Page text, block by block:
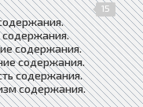
15
содержания.
содержания.
содержания.
содержания.